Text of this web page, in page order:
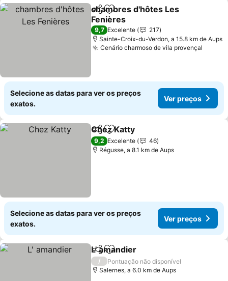
PartilharAdicionar aos favoritos
chambres d'hôtes Les
Fenières
9,7 Excelente
217
Sainte-Croix-du-Verdon, a 15.8 km de Aups
Cenário charmoso de vila provençal
Selecione as datas para ver os preços
exatos.
Ver preços
PartilharAdicionar aos favoritos
Chez Katty
9,2 Excelente
46
Régusse, a 8.1 km de Aups
Selecione as datas para ver os preços
exatos.
Ver preços
PartilharAdicionar aos favoritos
L' amandier
/
Pontuação não disponível
Salernes, a 6.0 km de Aups